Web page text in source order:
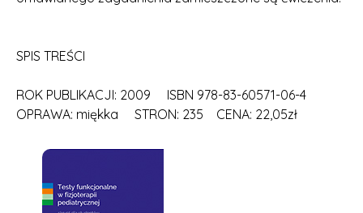
SPIS TREŚCI
ROK PUBLIKACJI: 2009 ISBN 978-83-60571-06-4
OPRAWA: miękka STRON: 235 CENA: 22,05zł